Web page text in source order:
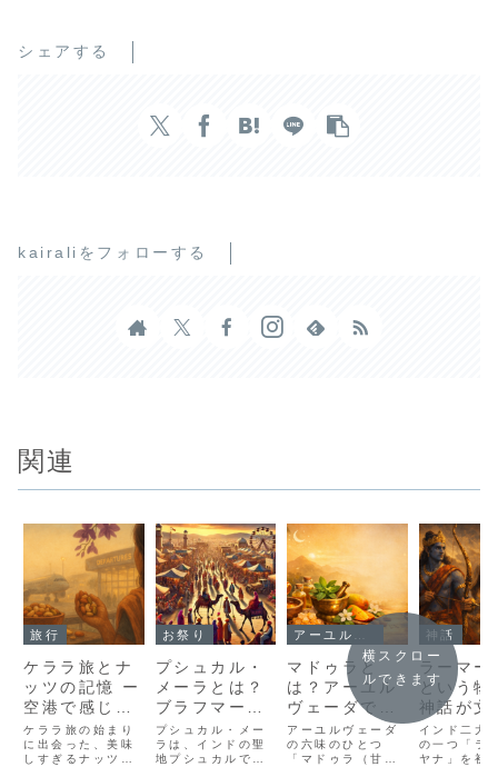
シェアする
kairaliをフォローする
関連
旅行
ケララ旅とナ
ッツの記憶 ー
空港で感じ
た、香ばしい
異国の優しさ
ケララ旅の始まり
に出会った、美味
しすぎるナッツの
お祭り
プシュカル・
メーラとは？
ブラフマー神
とインド文化
が織りなす魅
力的なフェス
プシュカル・メー
ラは、インドの聖
地プシュカルで開
マドゥラと
は？アーユル
ヴェーダで
「甘味」とさ
れる味の意味
アーユルヴェーダ
の六味のひとつ
「マドゥラ（甘
神話
ラーマー
という物
神話が文
なってい
で
インド二大
の一つ「ラ
ヤナ」を初
横スクロー
ルできます